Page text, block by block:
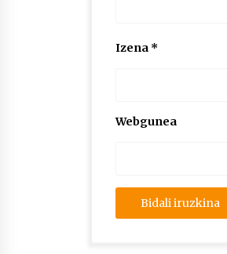
Izena *
Webgunea